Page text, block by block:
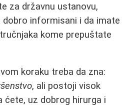
za državnu ustanovu,
dobro informisani i da imate
kome prepuštate
koraku treba da zna:
, ali postoji visok
ćete, uz dobrog hirurga i